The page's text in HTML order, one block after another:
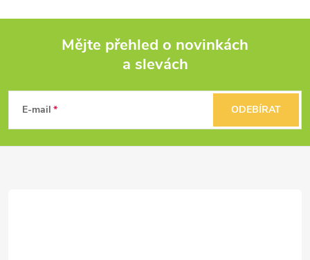
p
Mějte přehled o novinkách
a slevách
E-mail ODEBÍRAT